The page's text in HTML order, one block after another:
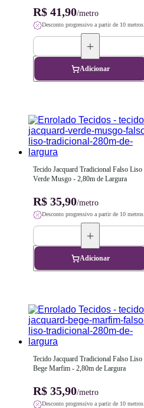
R$ 41,90/metro
Desconto progressivo a partir de 10 metros
Adicionar
Tecido Jacquard Tradicional Falso Liso
Verde Musgo - 2,80m de Largura
R$ 35,90/metro
Desconto progressivo a partir de 10 metros
Adicionar
Tecido Jacquard Tradicional Falso Liso
Bege Marfim - 2,80m de Largura
R$ 35,90/metro
Desconto progressivo a partir de 10 metros